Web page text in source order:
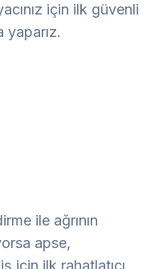
için ilk güvenli
ile ağrının
apse,
için ilk rahatlatıcı